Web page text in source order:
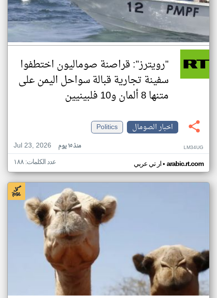
"رويترز": قراصنة صوماليون اختطفوا
سفينة تجارية قبالة سواحل اليمن على
متنها 8 ألمان و10 فلبينيين
اخبار الصومال
Politics
Jul 23, 2026
منذ ١٥ يوم LM34UG
ار تي عربي• arabic.rt.com عدد الكلمات: ١٨٨